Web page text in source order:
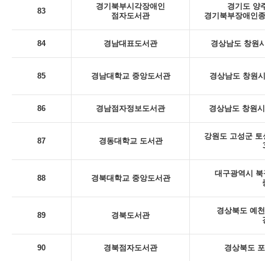
83
경기북부시각장애인
점자도서관
경기도 양
경기북부장애인
84 경남대표도서관 경상남도 창원
85 경남대학교 중앙도서관 경상남도 창원
86 경남점자정보도서관 경상남도 창원
87 경동대학교 도서관
강원도 고성군
88 경북대학교 중앙도서관
대구광역시
89 경북도서관
경상북도 예
90 경북점자도서관 경상북도